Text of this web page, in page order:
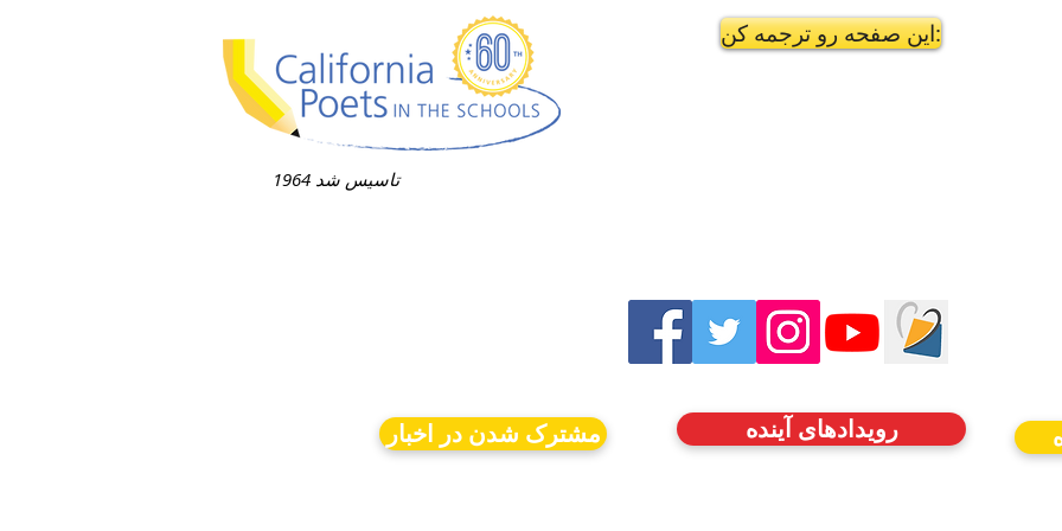
1964 تاسیس شد
این صفحه رو ترجمه کن:
مشترک شدن در اخبار رویدادهای آینده